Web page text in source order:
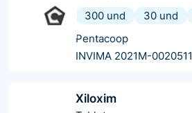
300 und
30 und
Pentacoop
INVIMA 2021M-0020511
Xiloxim